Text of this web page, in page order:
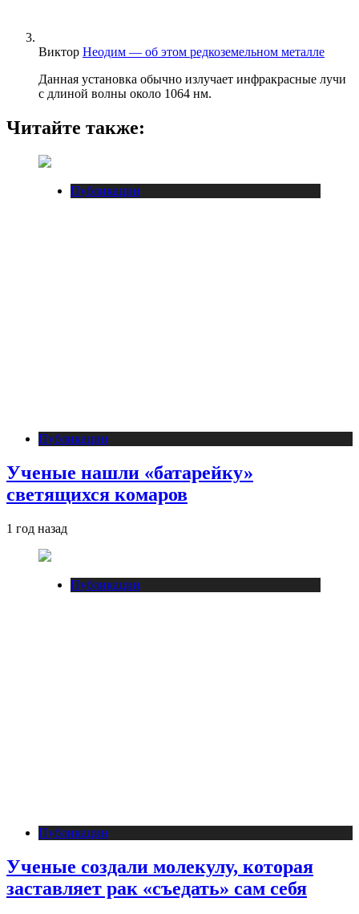
Виктор Неодим — об этом редкоземельном металле
Данная установка обычно излучает инфракрасные лучи
с длиной волны около 1064 нм.
Читайте также:
Публикации
Публикации
Ученые нашли «батарейку»
светящихся комаров
1 год назад
Публикации
Публикации
Ученые создали молекулу, которая
заставляет рак «съедать» сам себя